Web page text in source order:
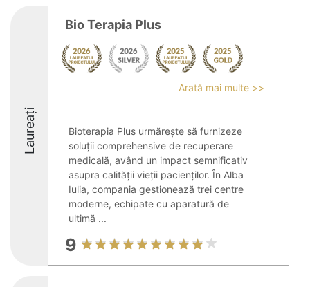
Laureați
Bio Terapia Plus
Arată mai multe >>
Bioterapia Plus urmărește să furnizeze
soluții comprehensive de recuperare
medicală, având un impact semnificativ
asupra calității vieții pacienților. În Alba
Iulia, compania gestionează trei centre
moderne, echipate cu aparatură de
ultimă ...
9